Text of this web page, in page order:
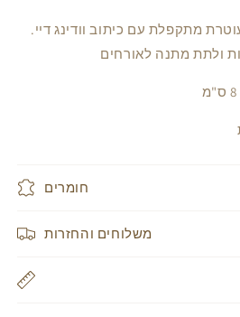
יחידות)
יחידות)
מתקפלת עם כיתוב וודינג דיי.
ולתת מתנה לאורחים
חומרים
משלוחים והחזרות